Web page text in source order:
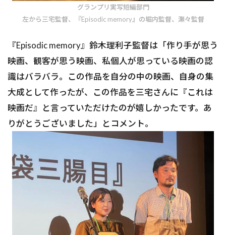
グランプリ実写短編部門
左から三宅監督、『Episodic memory』の堀内監督、瀬々監督
『Episodic memory』鈴木理利子監督は「作り手が思う
映画、観客が思う映画、私個人が思っている映画の認
識はバラバラ。この作品を自分の中の映画、自身の集
大成として作ったが、この作品を三宅さんに『これは
映画だ』と言っていただけたのが嬉しかったです。あ
りがとうございました」とコメント。